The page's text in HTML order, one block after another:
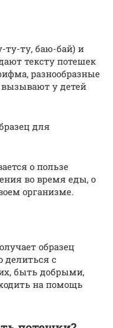
ту-ту, баю-бай) и
тексту потешек
разнообразные
вызывают у детей
для
о пользе
во время еды, о
организме.
образец
делиться с
быть добрыми,
на помощь